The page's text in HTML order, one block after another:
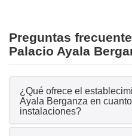
Preguntas
Palacio Ayala
¿Qué ofrece el
Ayala Berganza en
instalaciones?